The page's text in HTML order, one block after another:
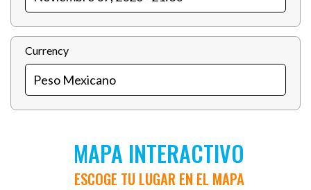
Currency
MAPA INTERACTIVO
ESCOGE TU LUGAR EN EL MAPA